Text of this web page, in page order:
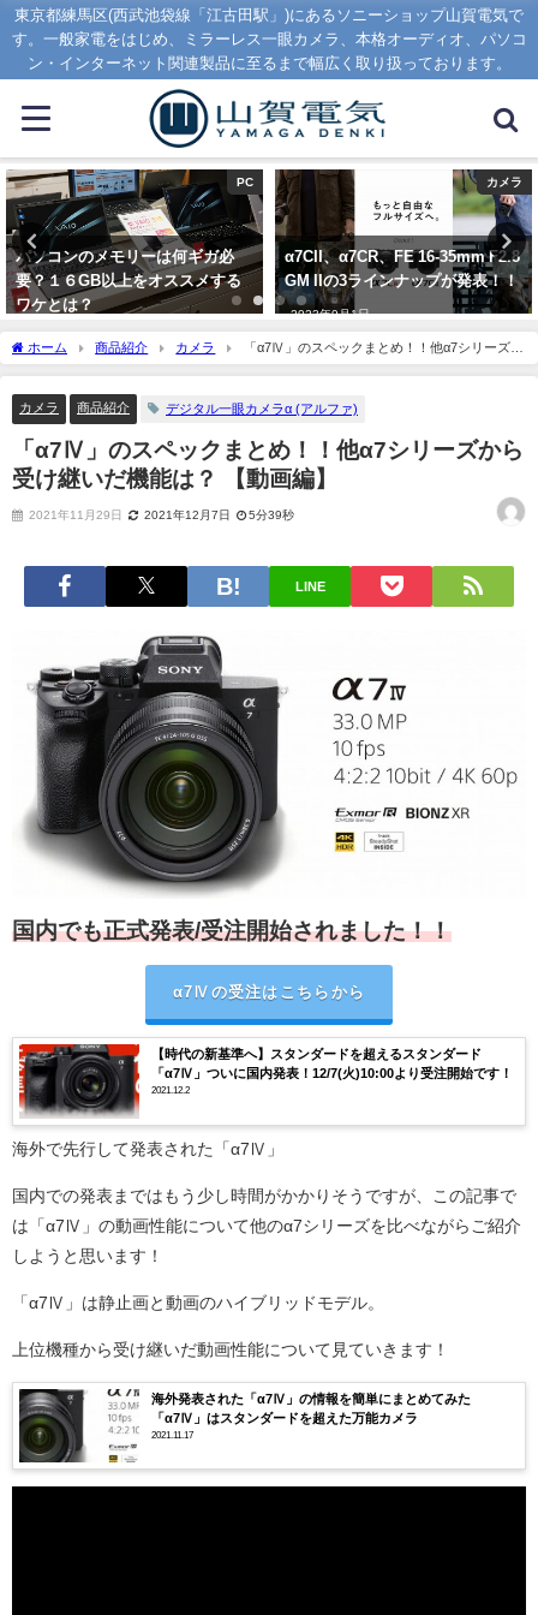
東京都練馬区(西武池袋線「江古田駅」)にあるソニーショップ山賀電気で
す。一般家電をはじめ、ミラーレス一眼カメラ、本格オーディオ、パソコ
ン・インターネット関連製品に至るまで幅広く取り扱っております。
PC
パソコンのメモリーは何ギガ必
要？１６GB以上をオススメする
ワケとは？
カメラ
α7CII、α7CR、FE 16-35mm F2.8
GM IIの3ラインナップが発表！！
2023年9月1日
ホーム 商品紹介 カメラ
「α7Ⅳ」のスペックまとめ！！他α7シリーズか
ら受け継いだ機能は？ 【動画編】
カメラ 商品紹介 デジタル一眼カメラα (アルファ)
「α7Ⅳ」のスペックまとめ！！他α7シリーズから
受け継いだ機能は？ 【動画編】
2021年11月29日 2021年12月7日 5分39秒
LINE
国内でも正式発表/受注開始されました！！
α7Ⅳの受注はこちらから
【時代の新基準へ】スタンダードを超えるスタンダード
「α7Ⅳ」ついに国内発表！12/7(火)10:00より受注開始です！
2021.12.2
海外で先行して発表された「α7Ⅳ」
国内での発表まではもう少し時間がかかりそうですが、この記事で
は「α7Ⅳ」の動画性能について他のα7シリーズを比べながらご紹介
しようと思います！
「α7Ⅳ」は静止画と動画のハイブリッドモデル。
上位機種から受け継いだ動画性能について見ていきます！
海外発表された「α7Ⅳ」の情報を簡単にまとめてみた
「α7Ⅳ」はスタンダードを超えた万能カメラ
2021.11.17